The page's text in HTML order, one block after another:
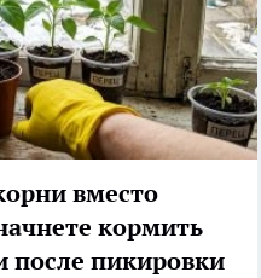
вместо
кормить
после пикировки